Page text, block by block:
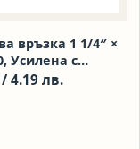
връзка 1 1/4″ ×
Усилена с
гайка – A760
/ 4.19 лв.